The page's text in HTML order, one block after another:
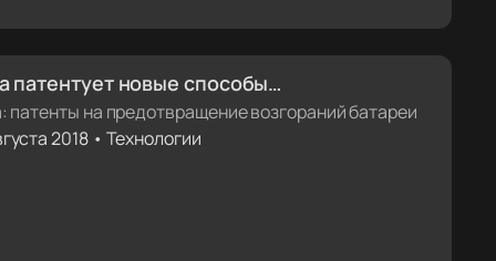
патентует новые способы
возгораний батареи
патенты на предотвращение возгораний батареи
2018 • Технологии